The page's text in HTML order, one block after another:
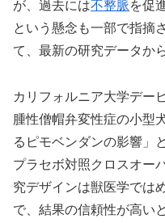
が、過去には不整脈を促
という懸念も一部で指摘
て、最新の研究データか
カリフォルニア大学デー
腫性僧帽弁変性症の小型
るピモベンダンの影響」
プラセボ対照クロスオー
究デザインは獣医学では
で、結果の信頼性が高い